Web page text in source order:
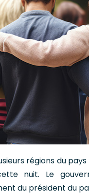
régions du
nuit. Le
du président du